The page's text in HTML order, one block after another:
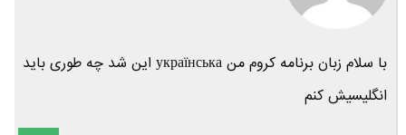
با سلام زبان برنامه کروم من українська این شد چه طوری باید
انگلیسیش کنم